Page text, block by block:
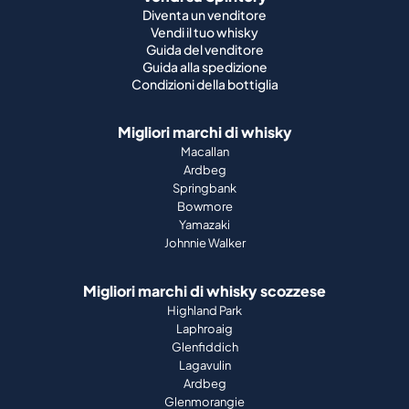
Diventa un venditore
Vendi il tuo whisky
Guida del venditore
Guida alla spedizione
Condizioni della bottiglia
Migliori marchi di whisky
Macallan
Ardbeg
Springbank
Bowmore
Yamazaki
Johnnie Walker
Migliori marchi di whisky scozzese
Highland Park
Laphroaig
Glenfiddich
Lagavulin
Ardbeg
Glenmorangie